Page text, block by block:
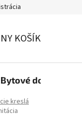
Reklamačný formulár
KOŠÍK
Bytové doplnky
kreslá